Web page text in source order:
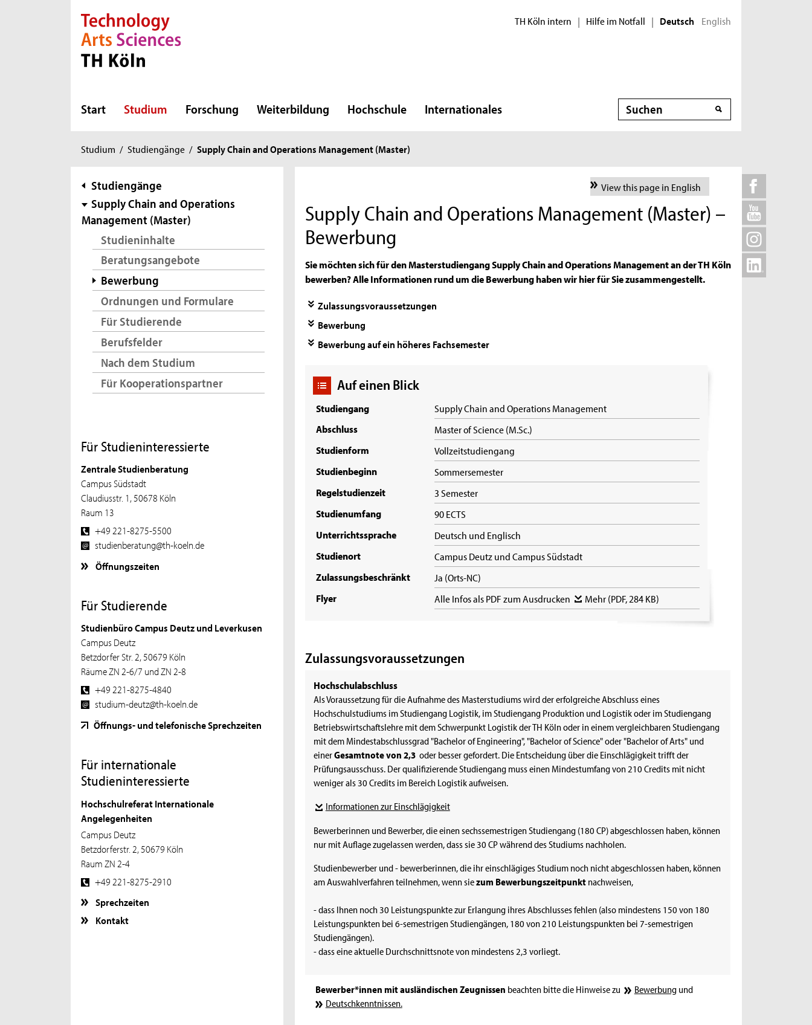
Direkt zur Hauptnavigation
Direkt zur Subnavigation
Direkt zum Inhalt
Direkt zum Fußbereich TH Köln intern | Hilfe im Notfall | Deutsch English
Start Studium Forschung Weiterbildung Hochschule Internationales Suche
Sie
hier:
Studium / Studiengänge / Supply Chain and Operations Management (Master)
Subnavigation
Studiengänge
Supply Chain and Operations
Management (Master)
Studieninhalte
Beratungsangebote
Bewerbung
Ordnungen und Formulare
Für Studierende
Berufsfelder
Nach dem Studium
Für Kooperationspartner
Für Studieninteressierte
Zentrale Studienberatung
Campus Südstadt
Claudiusstr. 1, 50678 Köln
Raum 13
+49 221-8275-5500
studienberatung@th-koeln.de
Öffnungszeiten
Für Studierende
Studienbüro Campus Deutz und Leverkusen
Campus Deutz
Betzdorfer Str. 2, 50679 Köln
Räume ZN 2-6/7 und ZN 2-8
+49 221-8275-4840
studium-deutz@th-koeln.de
Öffnungs- und telefonische Sprechzeiten
Für internationale
Studieninteressierte
Hochschulreferat Internationale
Angelegenheiten
Campus Deutz
Betzdorferstr. 2, 50679 Köln
Raum ZN 2-4
+49 221-8275-2910
Sprechzeiten
Kontakt
View this page in English
Supply Chain and Operations Management (Master) –
Bewerbung
Sie möchten sich für den Masterstudiengang Supply Chain and Operations Management an der TH Köln
bewerben? Alle Informationen rund um die Bewerbung haben wir hier für Sie zusammengestellt.
Zulassungsvoraussetzungen
Bewerbung
Bewerbung auf ein höheres Fachsemester
Auf einen Blick
Studiengang
Supply Chain and Operations Management
Abschluss
Master of Science (M.Sc.)
Studienform
Vollzeitstudiengang
Studienbeginn
Sommersemester
Regelstudienzeit
3 Semester
Studienumfang
90 ECTS
Unterrichtssprache
Deutsch und Englisch
Studienort
Campus Deutz und Campus Südstadt
Zulassungsbeschränkt
Ja (Orts-NC)
Flyer
Alle Infos als PDF zum Ausdrucken Mehr(PDF, 284 KB)
Zulassungsvoraussetzungen
Hochschulabschluss
Als Voraussetzung für die Aufnahme des Masterstudiums wird der erfolgreiche Abschluss eines
Hochschulstudiums im Studiengang Logistik, im Studiengang Produktion und Logistik oder im Studiengang
Betriebswirtschaftslehre mit dem Schwerpunkt Logistik der TH Köln oder in einem vergleichbaren Studiengang
mit dem Mindestabschlussgrad "Bachelor of Engineering", "Bachelor of Science" oder "Bachelor of Arts" und
einerGesamtnote von 2,3 oder besser gefordert. Die Entscheidung über die Einschlägigkeit trifft der
Prüfungsausschuss. Der qualifizierende Studiengang muss einen Mindestumfang von 210 Credits mit nicht
weniger als 30 Credits im Bereich Logistik aufweisen.
Informationen zur Einschlägigkeit
Bewerberinnen und Bewerber, die einen sechssemestrigen Studiengang (180 CP) abgeschlossen haben, können
nur mit Auflage zugelassen werden, dass sie 30 CP während des Studiums nachholen.
Studienbewerber und - bewerberinnen, die ihr einschlägiges Studium noch nicht abgeschlossen haben, können
am Auswahlverfahren teilnehmen, wenn siezum Bewerbungszeitpunktnachweisen,
- dass Ihnen noch 30 Leistungspunkte zur Erlangung ihres Abschlusses fehlen (also mindestens 150 von 180
Leistungspunkten bei 6-semestrigen Studiengängen, 180 von 210 Leistungspunkten bei 7-semestrigen
Studiengängen).
- dass eine aktuelle Durchschnittsnote von mindestens 2,3 vorliegt.
Bewerber*innen mit ausländischen Zeugnissen beachten bitte die Hinweise zu Bewerbungund
Deutschkenntnissen.